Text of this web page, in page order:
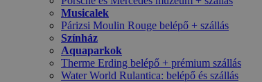
Musicalek
Párizsi Moulin Rouge belépő + szállás
Színház
Aquaparkok
Therme Erding belépő + prémium szállás
Water World Rulantica: belépő és szállás